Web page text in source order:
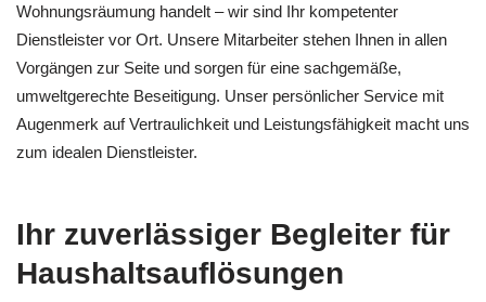
Wohnungsräumung handelt – wir sind Ihr kompetenter
Dienstleister vor Ort. Unsere Mitarbeiter stehen Ihnen in allen
Vorgängen zur Seite und sorgen für eine sachgemäße,
umweltgerechte Beseitigung. Unser persönlicher Service mit
Augenmerk auf Vertraulichkeit und Leistungsfähigkeit macht uns
zum idealen Dienstleister.
Ihr zuverlässiger Begleiter für
Haushaltsauflösungen